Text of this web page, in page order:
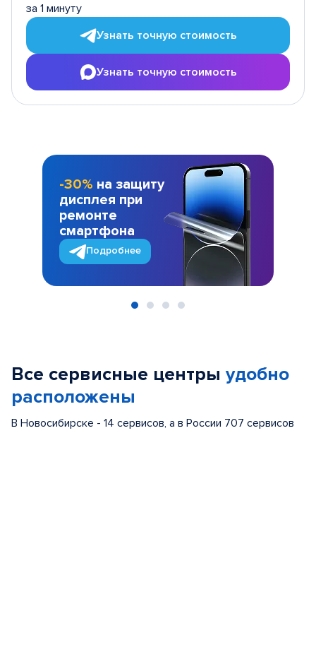
за 1 минуту
Узнать точную стоимость
Узнать точную стоимость
-30% на защиту
дисплея при
ремонте
смартфона
Подробнее
Все сервисные центры удобно
расположены
В Новосибирске - 14 сервисов, а в России 707 сервисов